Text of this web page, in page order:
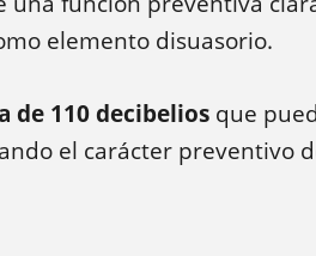
elemento disuasorio.
de 110 decibelios que
el carácter preventivo